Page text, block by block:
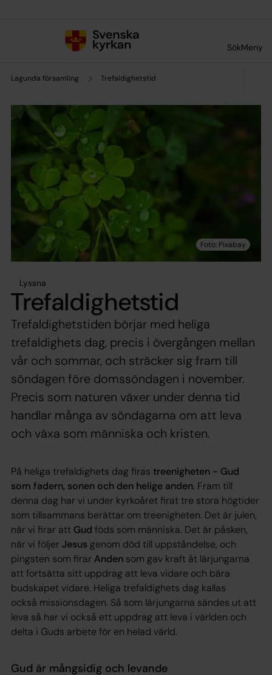
SökMeny
Lagunda församling Trefaldighetstid
Lyssna
Trefaldighetstid
Trefaldighetstiden börjar med heliga
trefaldighets dag, precis i övergången mellan
vår och sommar, och sträcker sig fram till
söndagen före domssöndagen i november.
Precis som naturen växer under denna tid
handlar många av söndagarna om att leva
och växa som människa och kristen.
På heliga trefaldighets dag firas treenigheten - Gud
som fadern, sonen och den helige anden. Fram till
denna dag har vi under kyrkoåret firat tre stora högtider
som tillsammans berättar om treenigheten. Det är julen,
när vi firar att Gud föds som människa. Det är påsken,
när vi följer Jesus genom död till uppståndelse, och
pingsten som firar Anden som gav kraft åt lärjungarna
att fortsätta sitt uppdrag att leva vidare och bära
budskapet vidare. Heliga trefaldighets dag kallas
också missionsdagen. Så som lärjungarna sändes ut att
leva så har vi också ett uppdrag att leva i världen och
delta i Guds arbete för en helad värld.
Gud är mångsidig och levande